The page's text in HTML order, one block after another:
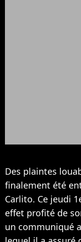
Des plaintes
finalement été
Carlito. Ce jeudi
effet profité de
un communiqué